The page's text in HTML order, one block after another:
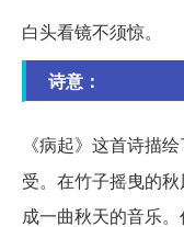
白头看镜不须惊。
诗意：
《病起》这首诗描
受。在竹子摇曳的
成一曲秋天的音乐